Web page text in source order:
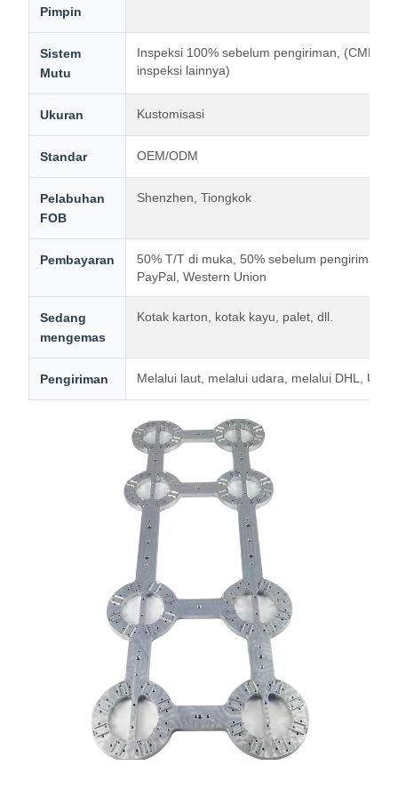
Pimpin
Sistem
Mutu
Inspeksi 100% sebelum pengiriman, (CMM,
inspeksi lainnya)
Ukuran Kustomisasi
Standar OEM/ODM
Pelabuhan
FOB
Shenzhen, Tiongkok
Pembayaran
50% T/T di muka, 50% sebelum pengiriman.
PayPal, Western Union
Sedang
mengemas
Kotak karton, kotak kayu, palet, dll.
Pengiriman Melalui laut, melalui udara, melalui DHL,